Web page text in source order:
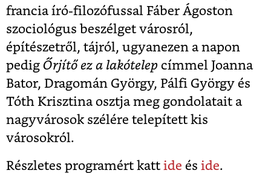
francia író-filozófussal Fáber Ágoston
szociológus beszélget városról,
építészetről, tájról, ugyanezen a napon
pedig Őrjítő ez a lakótelep címmel Joanna
Bator, Dragomán György, Pálfi György és
Tóth Krisztina osztja meg gondolatait a
nagyvárosok szélére telepített kis
városokról.
Részletes programért katt ide és ide.